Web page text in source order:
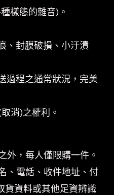
樣態的雜音)。
、封膜破損、小汙漬
過程之通常狀況，完美
消)之權利。
外，每人僅限購一件。
、電話、收件地址、付
貨資料或其他足資辨識